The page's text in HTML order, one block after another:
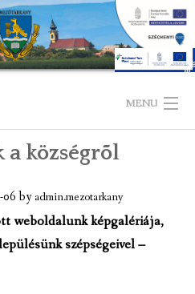
MENU
a községrõl
06byadmin.mezotarkany
weboldalunk képgalériája,
szépségeivel –